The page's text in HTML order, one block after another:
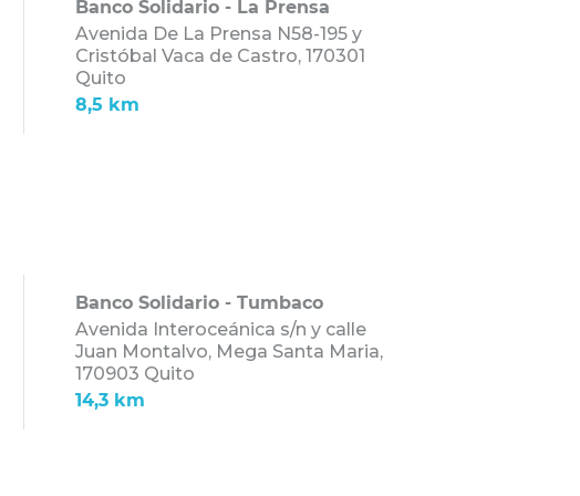
Banco Solidario - La Prensa
Avenida De La Prensa N58-195 y
Cristóbal Vaca de Castro, 170301
Quito
8,5 km
Banco Solidario - Tumbaco
Avenida Interoceánica s/n y calle
Juan Montalvo, Mega Santa Maria,
170903 Quito
14,3 km